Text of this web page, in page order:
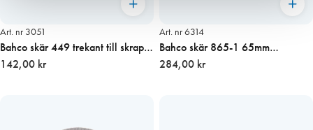
Art. nr 3051
Bahco skär 449 trekant till skrapa
625
142,00 kr
Art. nr 6314
Bahco skär 865-1 65mm
Vågformat
284,00 kr